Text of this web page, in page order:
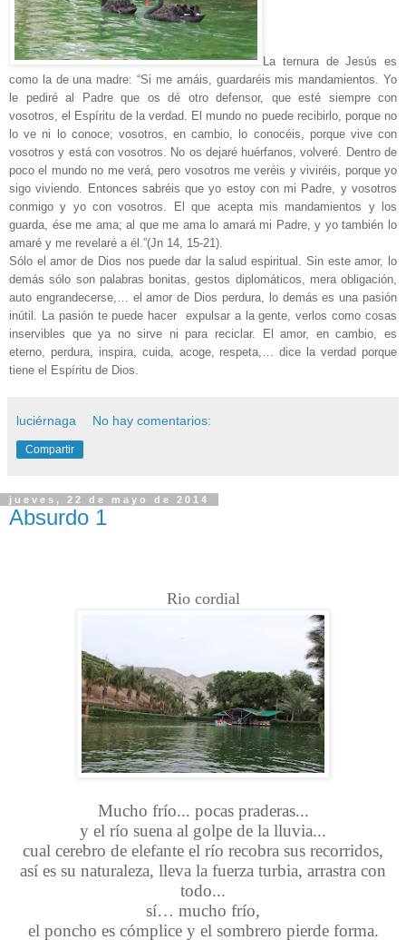
La ternura de Jesús es
como la de una madre: “Si me amáis, guardaréis mis mandamientos. Yo
le pediré al Padre que os dé otro defensor, que esté siempre con
vosotros, el Espíritu de la verdad. El mundo no puede recibirlo, porque no
lo ve ni lo conoce; vosotros, en cambio, lo conocéis, porque vive con
vosotros y está con vosotros. No os dejaré huérfanos, volveré. Dentro de
poco el mundo no me verá, pero vosotros me veréis y viviréis, porque yo
sigo viviendo. Entonces sabréis que yo estoy con mi Padre, y vosotros
conmigo y yo con vosotros. El que acepta mis mandamientos y los
guarda, ése me ama; al que me ama lo amará mi Padre, y yo también lo
amaré y me revelaré a él.”(Jn 14, 15-21).
Sólo el amor de Dios nos puede dar la salud espiritual. Sin este amor, lo
demás sólo son palabras bonitas, gestos diplomáticos, mera obligación,
auto engrandecerse,… el amor de Dios perdura, lo demás es una pasión
inútil. La pasión te puede hacer
expulsar a la gente, verlos como cosas
inservibles que ya no sirve ni para reciclar. El amor, en cambio, es
eterno, perdura, inspira, cuida, acoge, respeta,… dice la verdad porque
tiene el Espíritu de Dios.
luciérnaga No hay comentarios:
Compartir
jueves, 22 de mayo de 2014
Absurdo 1
Rio cordial
Mucho frío... pocas praderas...
y el río suena al golpe de la lluvia...
cual cerebro de elefante el río recobra sus recorridos,
así es su naturaleza, lleva la fuerza turbia, arrastra con
todo...
sí… mucho frío,
el poncho es cómplice y el sombrero pierde forma.